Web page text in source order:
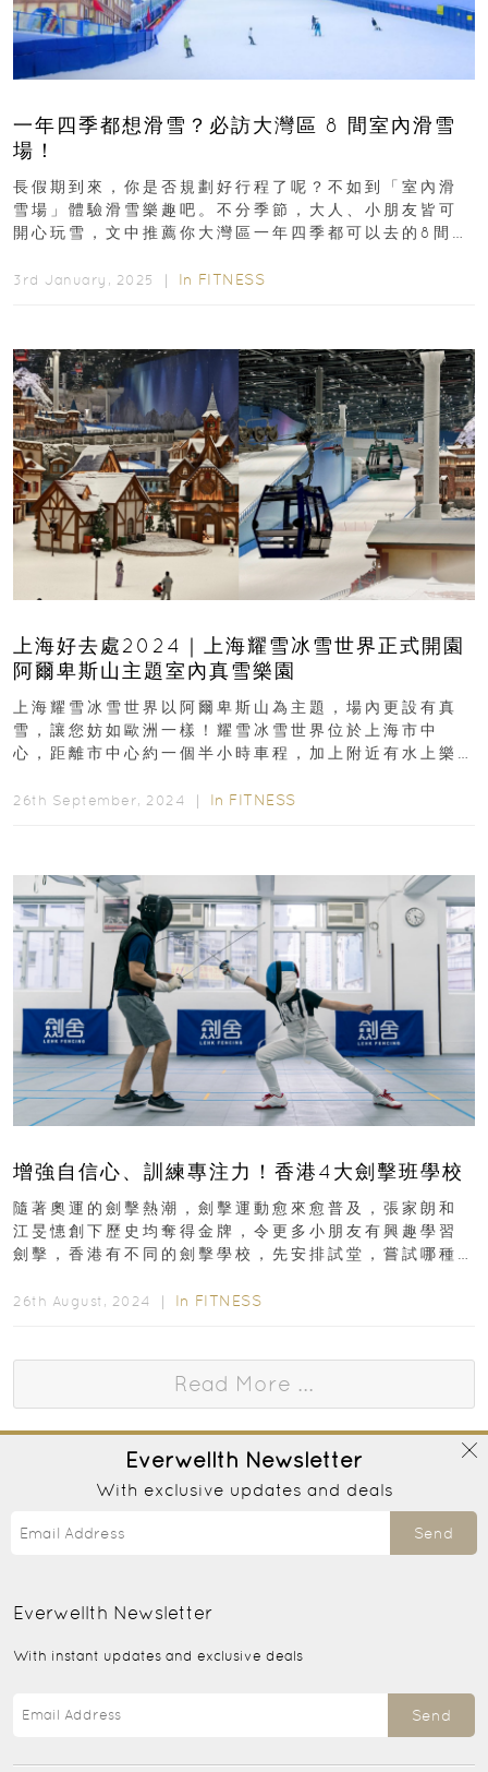
一年四季都想滑雪？必訪大灣區 8 間室內滑雪
場！
長假期到來，你是否規劃好行程了呢？不如到「室內滑
雪場」體驗滑雪樂趣吧。不分季節，大人、小朋友皆可
開心玩雪，文中推薦你大灣區一年四季都可以去的8間室
3rd January, 2025 ｜ In FITNESS
上海好去處2024｜上海耀雪冰雪世界正式開園
阿爾卑斯山主題室內真雪樂園
上海耀雪冰雪世界以阿爾卑斯山為主題，場內更設有真
雪，讓您妨如歐洲一樣！耀雪冰雪世界位於上海市中
心，距離市中心約一個半小時車程，加上附近有水上樂
26th September, 2024 ｜ In FITNESS
增強自信心、訓練專注力！香港4大劍擊班學校
隨著奧運的劍擊熱潮，劍擊運動愈來愈普及，張家朗和
江旻憓創下歷史均奪得金牌，令更多小朋友有興趣學習
劍擊，香港有不同的劍擊學校，先安排試堂，嘗試哪種
校...
26th August, 2024 ｜ In FITNESS
Read More ...
Everwellth Newsletter
With exclusive updates and deals
Send
Everwellth Newsletter
With instant updates and exclusive deals
Send